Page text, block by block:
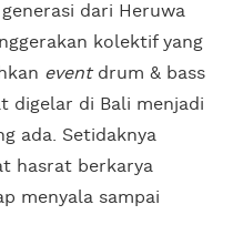
dari Heruwa
kolektif yang
eventdrum & bass
digelar di Bali menjadi
ada. Setidaknya
hasrat berkarya
menyala sampai